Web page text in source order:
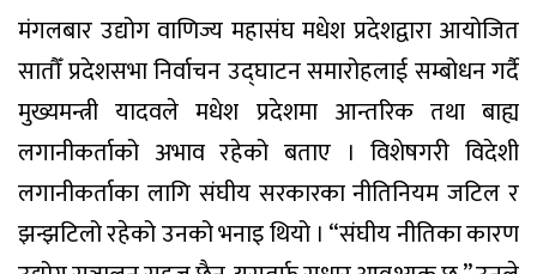
मंगलबार उद्योग वाणिज्य महासंघ मधेश प्रदेशद्वारा आयोजित
सातौँ प्रदेशसभा निर्वाचन उद्घाटन समारोहलाई सम्बोधन गर्दै
मुख्यमन्त्री यादवले मधेश प्रदेशमा आन्तरिक तथा बाह्य
लगानीकर्ताको अभाव रहेको बताए । विशेषगरी विदेशी
लगानीकर्ताका लागि संघीय सरकारका नीतिनियम जटिल र
झन्झटिलो रहेको उनको भनाइ थियो । “संघीय नीतिका कारण